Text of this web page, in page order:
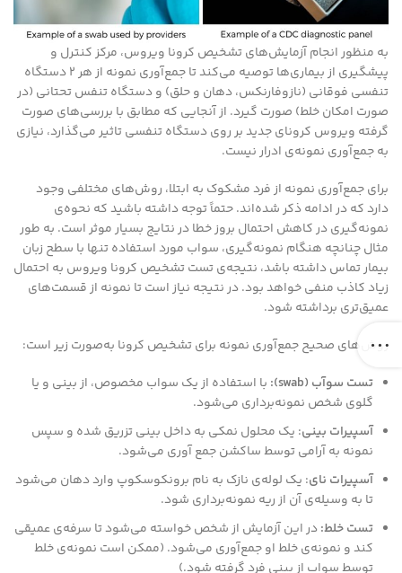
به منظور انجام آزمایش‌های تشخیص کرونا ویروس، مرکز کنترل و
پیشگیری از بیماری‌ها توصیه می‌کند تا جمع‌آوری نمونه از هر ۲ دستگاه
تنفسی فوقانی (نازوفارنکس، دهان و حلق) و دستگاه تنفس تحتانی (در
صورت امکان خلط) صورت گیرد. از آنجایی که مطابق با بررسی‌های صورت
گرفته ویروس کرونای جدید بر روی دستگاه تنفسی تاثیر می‌گذارد، نیازی
به جمع‌آوری نمونه‌ی ادرار نیست.
برای جمع‌آوری نمونه از فرد مشکوک به ابتلا، روش‌های مختلفی وجود
دارد که در ادامه ذکر شده‌اند. حتماً توجه داشته باشید که نحوه‌ی
نمونه‌گیری در کاهش احتمال بروز خطا در نتایج بسیار موثر است. به طور
مثال چنانچه هنگام نمونه‌گیری، سواب مورد استفاده تنها با سطح زبان
بیمار تماس داشته باشد، نتیجه‌ی تست تشخیص کرونا ویروس به احتمال
زیاد کاذب منفی خواهد بود. در نتیجه نیاز است تا نمونه از قسمت‌های
عمیق‌تری برداشته شود.
روش‌های صحیح جمع‌آوری نمونه برای تشخیص کرونا به‌صورت زیر است:
تست سوآب (swab)
: با استفاده از یک سواب مخصوص، از بینی و یا
گلوی شخص نمونه‌برداری می‌شود.
آسپیرات بینی: یک محلول نمکی به داخل بینی تزریق شده و سپس
نمونه به آرامی توسط ساکشن جمع آوری می‌شود.
آسپیرات نای: یک لوله‌ی نازک به نام برونکوسکوپ وارد دهان می‌شود
تا به وسیله‌ی آن از ریه نمونه‌برداری شود.
تست خلط:در این آزمایش از شخص خواسته می‌شود تا سرفه‌ی عمیقی
کند و نمونه‌ی خلط او جمع‌آوری می‌شود. (ممکن است نمونه‌ی خلط
توسط سواب از بینی فرد گرفته شود.)